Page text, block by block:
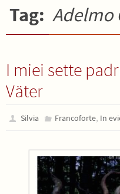
Tag: Adelmo
I miei sette
Väter
Silvia Francoforte, In